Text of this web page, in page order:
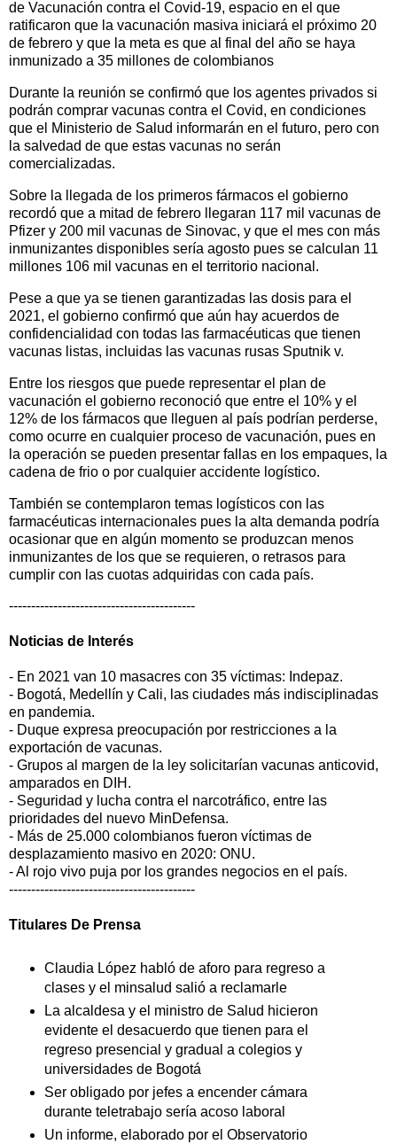
de Vacunación contra el Covid-19, espacio en el que
ratificaron que la vacunación masiva iniciará el próximo 20
de febrero y que la meta es que al final del año se haya
inmunizado a 35 millones de colombianos
Durante la reunión se confirmó que los agentes privados si
podrán comprar vacunas contra el Covid, en condiciones
que el Ministerio de Salud informarán en el futuro, pero con
la salvedad de que estas vacunas no serán
comercializadas.
Sobre la llegada de los primeros fármacos el gobierno
recordó que a mitad de febrero llegaran 117 mil vacunas de
Pfizer y 200 mil vacunas de Sinovac, y que el mes con más
inmunizantes disponibles sería agosto pues se calculan 11
millones 106 mil vacunas en el territorio nacional.
Pese a que ya se tienen garantizadas las dosis para el
2021, el gobierno confirmó que aún hay acuerdos de
confidencialidad con todas las farmacéuticas que tienen
vacunas listas, incluidas las vacunas rusas Sputnik v.
Entre los riesgos que puede representar el plan de
vacunación el gobierno reconoció que entre el 10% y el
12% de los fármacos que lleguen al país podrían perderse,
como ocurre en cualquier proceso de vacunación, pues en
la operación se pueden presentar fallas en los empaques, la
cadena de frio o por cualquier accidente logístico.
También se contemplaron temas logísticos con las
farmacéuticas internacionales pues la alta demanda podría
ocasionar que en algún momento se produzcan menos
inmunizantes de los que se requieren, o retrasos para
cumplir con las cuotas adquiridas con cada país.
------------------------------------------
Noticias de Interés
- En 2021 van 10 masacres con 35 víctimas: Indepaz.
- Bogotá, Medellín y Cali, las ciudades más indisciplinadas
en pandemia.
- Duque expresa preocupación por restricciones a la
exportación de vacunas.
- Grupos al margen de la ley solicitarían vacunas anticovid,
amparados en DIH.
- Seguridad y lucha contra el narcotráfico, entre las
prioridades del nuevo MinDefensa.
- Más de 25.000 colombianos fueron víctimas de
desplazamiento masivo en 2020: ONU.
- Al rojo vivo puja por los grandes negocios en el país.
------------------------------------------
Titulares De Prensa
Claudia López habló de aforo para regreso a
clases y el minsalud salió a reclamarle
La alcaldesa y el ministro de Salud hicieron
evidente el desacuerdo que tienen para el
regreso presencial y gradual a colegios y
universidades de Bogotá
Ser obligado por jefes a encender cámara
durante teletrabajo sería acoso laboral
Un informe, elaborado por el Observatorio